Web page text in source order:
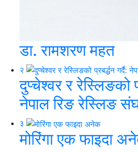
डा. रामशरण महत
२
दुप्चेश्वर र रेस्लिङको
नेपाल रिङ रेस्लिङ
३
मोरिंगा एक फाइदा